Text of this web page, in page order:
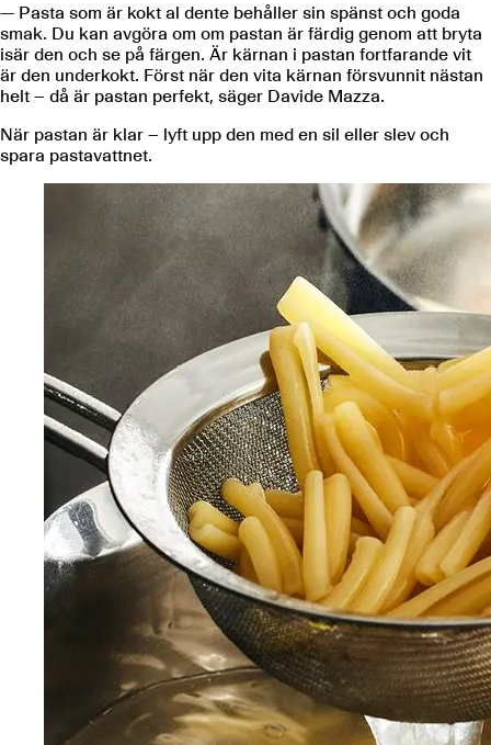
— Pasta som är kokt al dente behåller sin spänst och goda
smak. Du kan avgöra om om pastan är färdig genom att bryta
isär den och se på färgen. Är kärnan i pastan fortfarande vit
är den underkokt. Först när den vita kärnan försvunnit nästan
helt – då är pastan perfekt, säger Davide Mazza.
När pastan är klar – lyft upp den med en sil eller slev och
spara pastavattnet.